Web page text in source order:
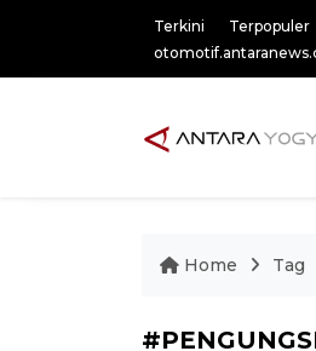
Terkini Terpopuler
Home Tag